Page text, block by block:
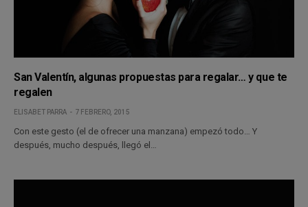
San Valentín, algunas propuestas para regalar… y que te
regalen
ELISABET PARRA 7 FEBRERO, 2015
Con este gesto (el de ofrecer una manzana) empezó todo… Y
después, mucho después, llegó el…